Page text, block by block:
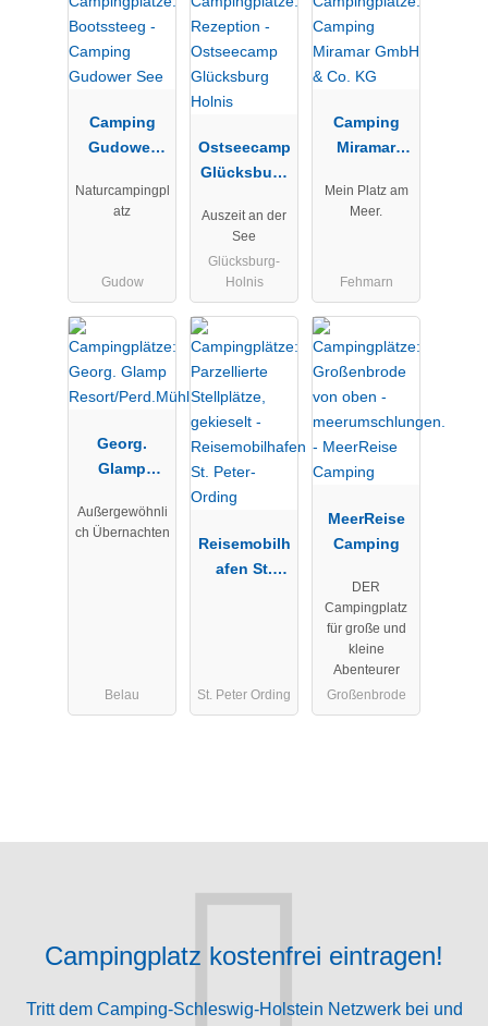
Camping
Gudower
Naturcampingpl
atz
Gudow
Ostseecamp
Glücksburg
Auszeit an der
See
Glücksburg-
Holnis
Camping
Miramar
KG
Mein Platz am
Meer.
Fehmarn
Georg.
Glamp
Mühle
Außergewöhnli
ch Übernachten
Belau
Reisemobilh
afen St.
St. Peter Ording
MeerReise
Camping
DER
Campingplatz
für große und
kleine
Abenteurer
Großenbrode
Campingplatz kostenfrei eintragen!
Tritt dem Camping-Schleswig-Holstein Netzwerk bei und